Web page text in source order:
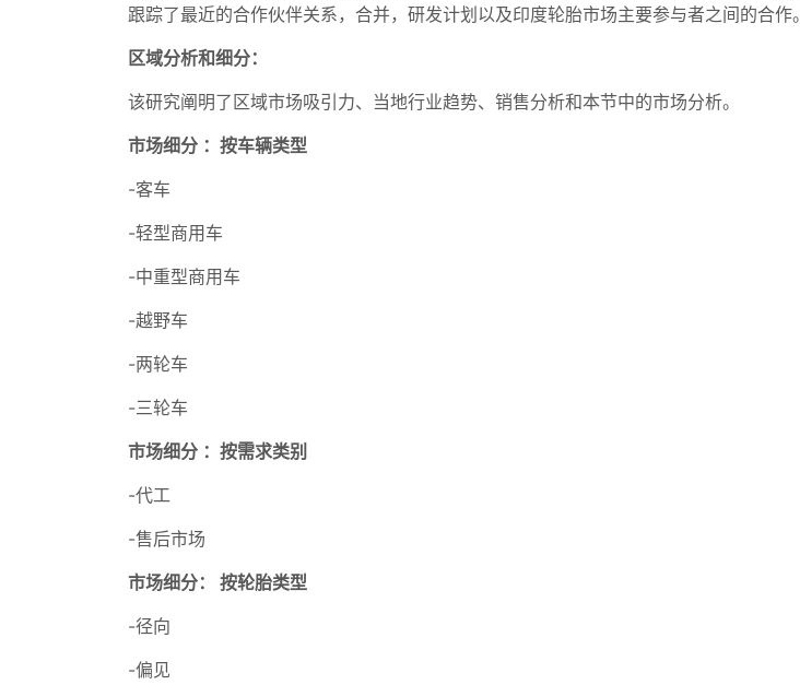
跟踪了最近的合作伙伴关系，合并，研发计划以及印度轮胎市场主要参与者之间的合作。
区域分析和细分：
该研究阐明了区域市场吸引力、当地行业趋势、销售分析和本节中的市场分析。
市场细分 ：按车辆类型
-客车
-轻型商用车
-中重型商用车
-越野车
-两轮车
-三轮车
市场细分 ：按需求类别
-代工
-售后市场
市场细分： 按轮胎类型
-径向
-偏见